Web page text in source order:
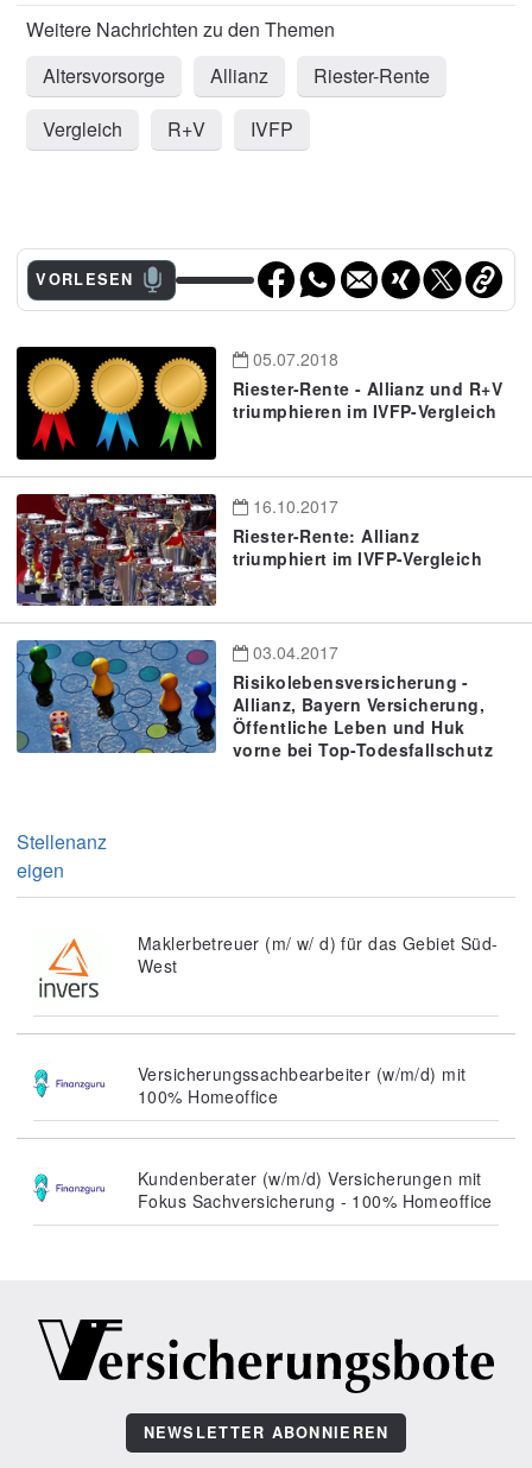
Altersvorsorge Allianz
Riester-Rente
Vergleich
R+V IVFP
VORLESEN
05.07.2018
Riester-Rente - Allianz und R+V
triumphieren im IVFP-Vergleich
16.10.2017
Riester-Rente: Allianz
triumphiert im IVFP-Vergleich
03.04.2017
Risikolebensversicherung -
Allianz, Bayern Versicherung,
Öffentliche Leben und Huk
vorne bei Top-Todesfallschutz
Stellenanz
eigen
Maklerbetreuer (m/ w/ d) für das Gebiet Süd-
West
Versicherungssachbearbeiter (w/m/d) mit
100% Homeoffice
Kundenberater (w/m/d) Versicherungen mit
Fokus Sachversicherung - 100% Homeoffice
NEWSLETTER ABONNIEREN